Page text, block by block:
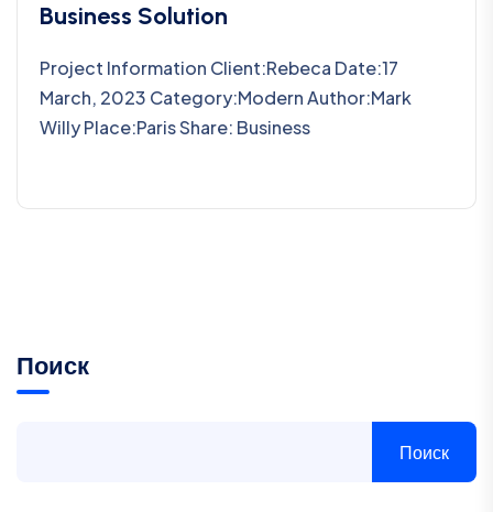
Business Solution
Project Information Client:Rebeca Date:17
March, 2023 Category:Modern Author:Mark
Willy Place:Paris Share: Business
Поиск
Поиск